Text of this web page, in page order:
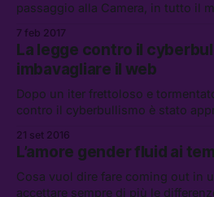
passaggio alla Camera, in tutto il
7 feb 2017
La legge contro il
imbavagliare il web
Dopo un iter frettoloso e
contro il cyberbullismo è stato
ne abbiamo analizzato i punti più
21 set 2016
L’amore gender fluid ai
Cosa vuol dire fare coming out in
accettare sempre di più le